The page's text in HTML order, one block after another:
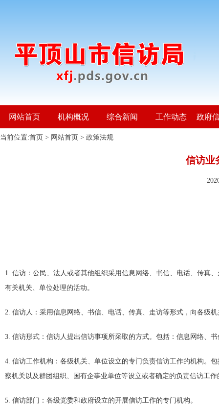
网站首页 机构概况 综合新闻 工作动态 政府
当前位置:首页 > 网站首页 > 政策法规
信访业
1. 信访：公民、法人或者其他组织采用信息网络、书信、电话、传真
有关机关、单位处理的活动。
2. 信访人：采用信息网络、书信、电话、传真、走访等形式，向各级
3. 信访形式：信访人提出信访事项所采取的方式。包括：信息网络、
4. 信访工作机构：各级机关、单位设立的专门负责信访工作的机构。
察机关以及群团组织、国有企事业单位等设立或者确定的负责信访工作
5. 信访部门：各级党委和政府设立的开展信访工作的专门机构。